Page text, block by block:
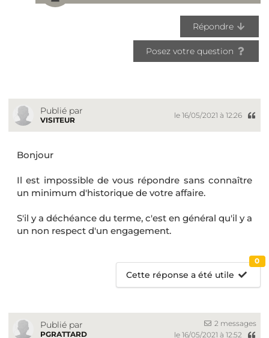
Répondre
Posez votre question
Publié par
VISITEUR
le 16/05/2021 à 12:26
Bonjour
Il est impossible de vous répondre sans connaître
un minimum d'historique de votre affaire.
S'il y a déchéance du terme, c'est en général qu'il y a
un non respect d'un engagement.
Cette réponse a été utile
0
Publié par
PGRATTARD
2 messages
le 16/05/2021 à 12:52